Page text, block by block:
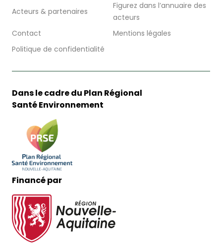
Acteurs & partenaires
Figurez dans l’annuaire des
acteurs
Contact
Mentions légales
Politique de confidentialité
Dans le cadre du Plan Régional
Santé Environnement
Financé par